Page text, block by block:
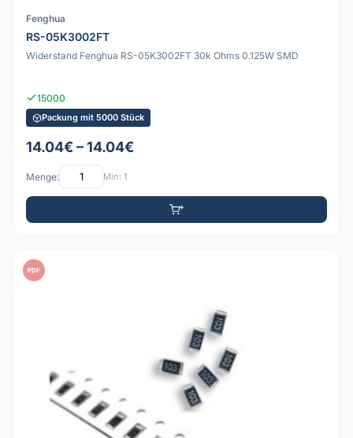
Fenghua
RS-05K3002FT
Widerstand Fenghua RS-05K3002FT 30k Ohms 0.125W SMD
15000
Packung mit 5000 Stück
14.04€ – 14.04€
Menge: Min: 1
PDF